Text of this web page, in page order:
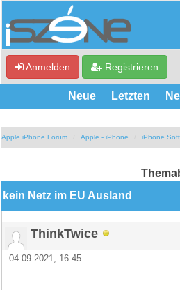
Anmelden Registrieren
Neue Letzten
Apple iPhone Forum Apple - iPhone iPhone
kein Netz im EU Ausland
ThinkTwice
04.09.2021, 16:45